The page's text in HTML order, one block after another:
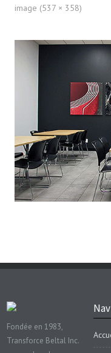
image (537 × 358)
Fondée en 1983,
Transforce Beltal Inc.